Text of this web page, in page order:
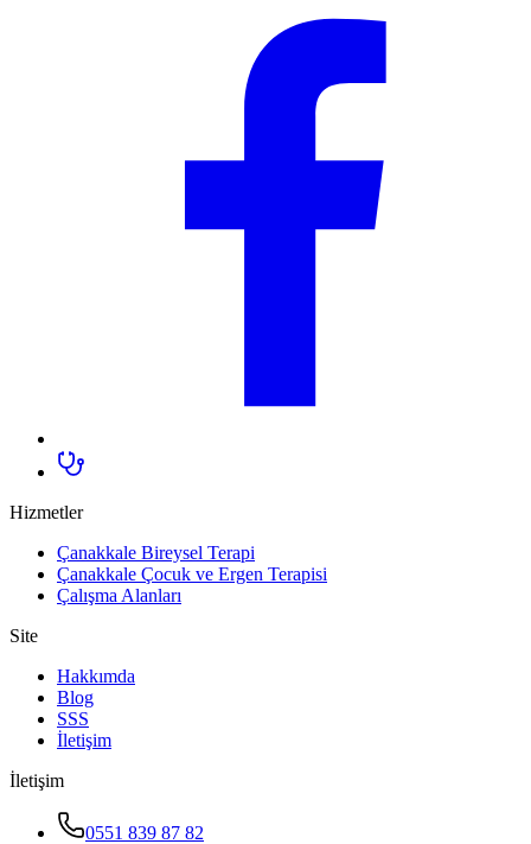
Hizmetler
Çanakkale Bireysel Terapi
Çanakkale Çocuk ve Ergen Terapisi
Çalışma Alanları
Site
Hakkımda
Blog
SSS
İletişim
İletişim
0551 839 87 82